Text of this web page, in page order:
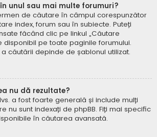
unul sau mai multe forumuri?
de căutare în câmpul corespunzător
index, forum sau în subiecte. Puteți
făcând clic pe linkul „Căutare
disponibil pe toate paginile forumului.
căutării depinde de șablonul utilizat.
nu dă rezultate?
a fost foarte generală și include mulți
nu sunt indexați de phpBB. Fiți mai specific
în căutarea avansată.